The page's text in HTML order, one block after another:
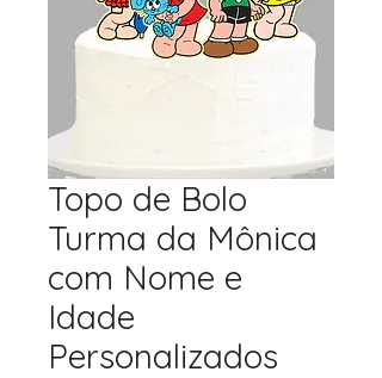
Topo de Bolo
Turma da Mônica
com Nome e
Idade
Personalizados